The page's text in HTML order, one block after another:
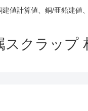
値計算値、銅/亜鉛建
スクラップ